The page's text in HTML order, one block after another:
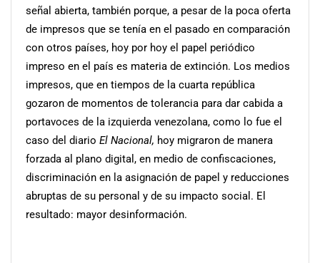
señal abierta, también porque, a pesar de la poca oferta
de impresos que se tenía en el pasado en comparación
con otros países, hoy por hoy el papel periódico
impreso en el país es materia de extinción. Los medios
impresos, que en tiempos de la cuarta república
gozaron de momentos de tolerancia para dar cabida a
portavoces de la izquierda venezolana, como lo fue el
caso del diario El Nacional, hoy migraron de manera
forzada al plano digital, en medio de confiscaciones,
discriminación en la asignación de papel y reducciones
abruptas de su personal y de su impacto social. El
resultado: mayor desinformación.